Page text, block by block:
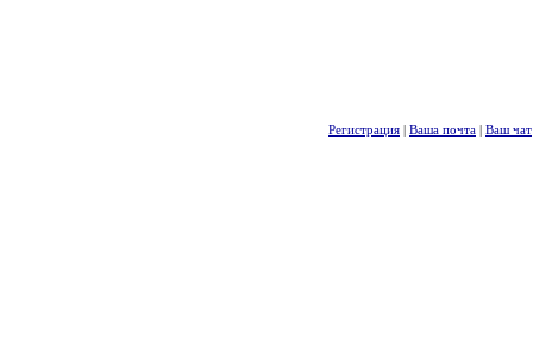
Регистрация | Ваша почта | Ваш чат